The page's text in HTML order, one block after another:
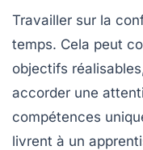
Travailler sur la
temps. Cela peut
objectifs
accorder une
compétences
livrent à un